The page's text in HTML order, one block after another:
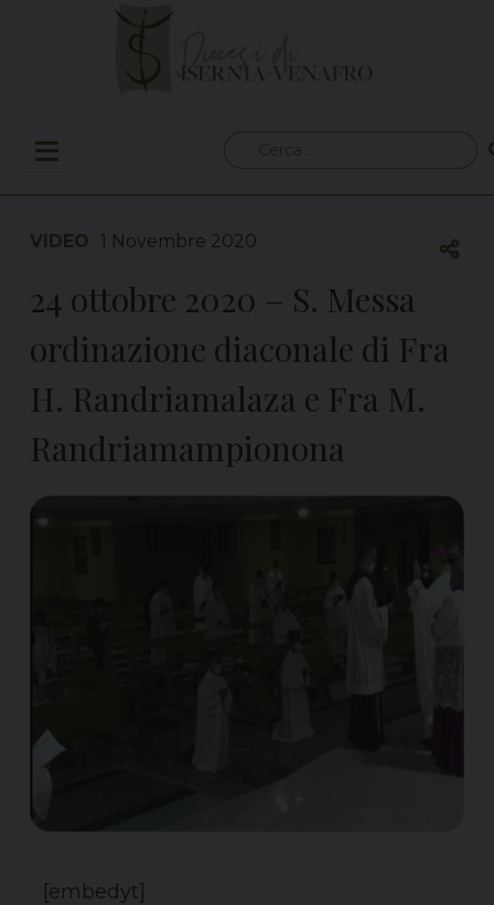
per:
VIDEO 1 Novembre 2020
24 ottobre 2020 – S. Messa
ordinazione diaconale di Fra
H. Randriamalaza e Fra M.
Randriamampionona
[embedyt]